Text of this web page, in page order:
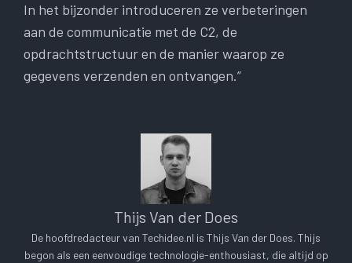
In het bijzonder introduceren ze verbeteringen
aan de communicatie met de C2, de
opdrachtstructuur en de manier waarop ze
gegevens verzenden en ontvangen.”
Thijs Van der Does
De hoofdredacteur van Techidee.nl is Thijs Van der Does. Thijs
begon als een eenvoudige technologie-enthousiast, die altijd op